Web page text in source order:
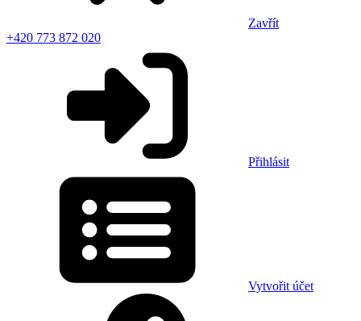
Zavřít
+420 773 872 020
Přihlásit
Vytvořit účet